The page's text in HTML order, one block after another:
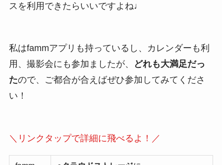
スを利用できたらいいですよね♩
私はfammアプリも持っているし、カレンダーも利
用、撮影会にも参加ましたが、
どれも大満足だっ
たので、ご都合が合えばぜひ参加してみてくださ
い！
＼リンクタップで詳細に飛べるよ！／